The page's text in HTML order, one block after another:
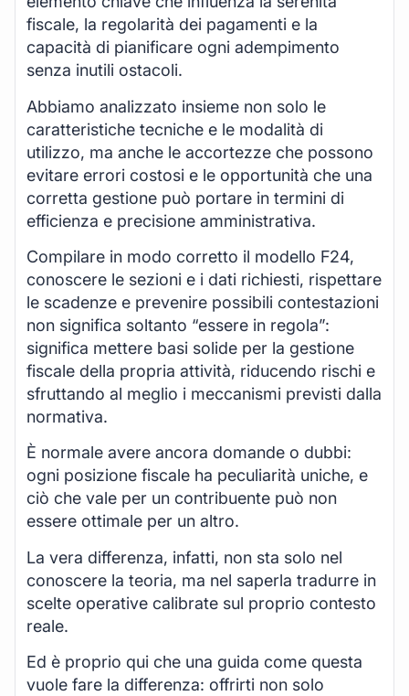
fiscale, la regolarità dei pagamenti e la
capacità di pianificare ogni adempimento
senza inutili ostacoli.
Abbiamo analizzato insieme non solo le
caratteristiche tecniche e le modalità di
utilizzo, ma anche le accortezze che possono
evitare errori costosi e le opportunità che una
corretta gestione può portare in termini di
efficienza e precisione amministrativa.
Compilare in modo corretto il modello F24,
conoscere le sezioni e i dati richiesti, rispettare
le scadenze e prevenire possibili contestazioni
non significa soltanto “essere in regola”:
significa mettere basi solide per la gestione
fiscale della propria attività, riducendo rischi e
sfruttando al meglio i meccanismi previsti dalla
normativa.
È normale avere ancora domande o dubbi:
ogni posizione fiscale ha peculiarità uniche, e
ciò che vale per un contribuente può non
essere ottimale per un altro.
La vera differenza, infatti, non sta solo nel
conoscere la teoria, ma nel saperla tradurre in
scelte operative calibrate sul proprio contesto
reale.
Ed è proprio qui che una guida come questa
vuole fare la differenza: offrirti non solo